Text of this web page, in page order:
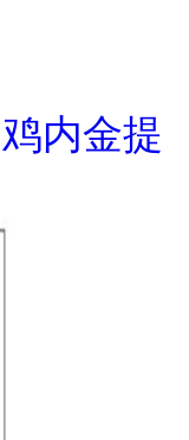
内金提